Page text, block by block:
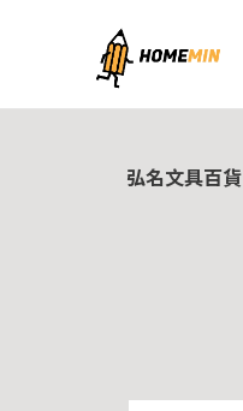
弘名文具百貨
弘名文具百貨